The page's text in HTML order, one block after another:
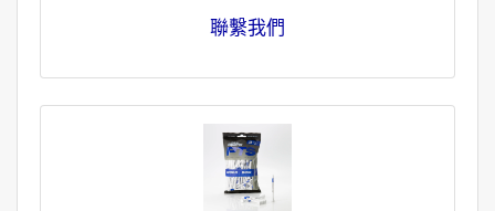
聯繫我們